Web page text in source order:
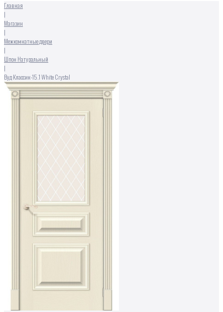
Главная
|
Магазин
|
Межкомнатные двери
|
Шпон Натуральный
|
Вуд Классик-15.1 White Сrystal